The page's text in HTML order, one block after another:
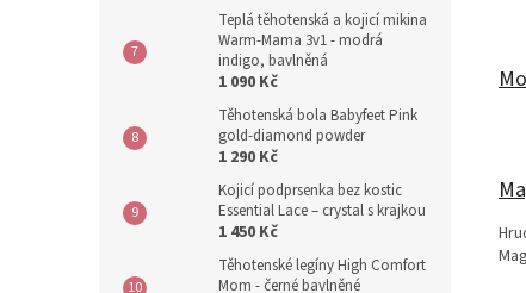
Teplá těhotenská a kojicí mikina
Warm-Mama 3v1 - modrá
indigo, bavlněná
1 090 Kč
Těhotenská bola Babyfeet Pink
gold-diamond powder
1 290 Kč
Kojicí podprsenka bez kostic
Essential Lace – crystal s krajkou
1 450 Kč
Těhotenské legíny High Comfort
Mom - černé bavlněné